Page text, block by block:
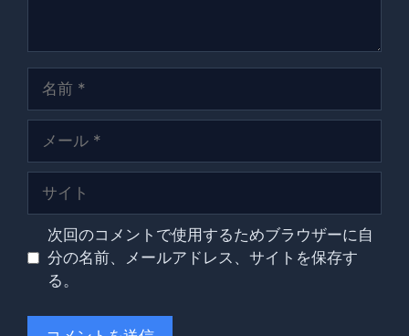
ル
次回のコメントで使用するためブラウザーに自
分の名前、メールアドレス、サイトを保存す
る。